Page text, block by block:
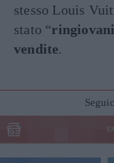
stesso Louis
stato “
vendite.